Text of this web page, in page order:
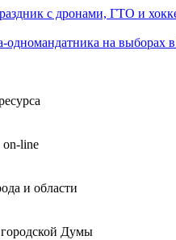
с дронами, ГТО и
одномандатника на выборах
on-line
и области
городской Думы